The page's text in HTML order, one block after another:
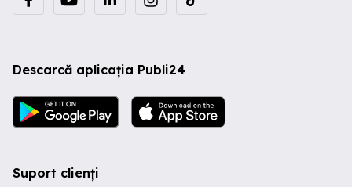
Descarcă aplicația Publi24
Suport clienți